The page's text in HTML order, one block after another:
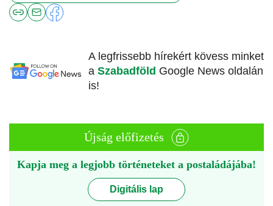
A legfrissebb hírekért kövess minket
a Szabadföld Google News oldalán
is!
Újság előfizetés
Kapja meg a legjobb történeteket a postaládájába!
Digitális lap